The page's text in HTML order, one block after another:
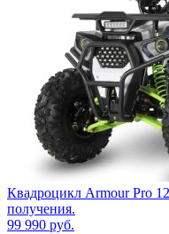
Квадроцикл Armour Pro
получения.
99 990 руб.